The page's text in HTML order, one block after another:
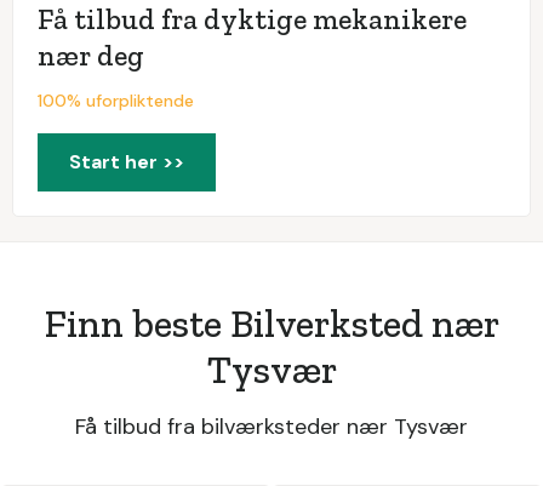
Få tilbud fra dyktige mekanikere
nær deg
100% uforpliktende
Start her >>
Finn beste Bilverksted nær
Tysvær
Få tilbud fra bilværksteder nær Tysvær